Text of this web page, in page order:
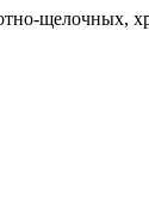
щелочных,